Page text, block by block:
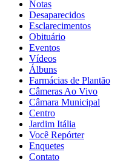
Notas
Desaparecidos
Esclarecimentos
Obituário
Eventos
Vídeos
Álbuns
Farmácias de Plantão
Câmeras Ao Vivo
Câmara Municipal
Centro
Jardim Itália
Você Repórter
Enquetes
Contato